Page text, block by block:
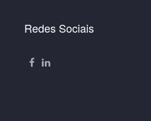
Redes Sociais